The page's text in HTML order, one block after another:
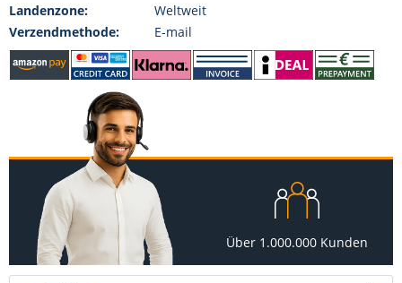
Landenzone:
Weltweit
Verzendmethode:
E-mail
Über 1.000.000 Kunden